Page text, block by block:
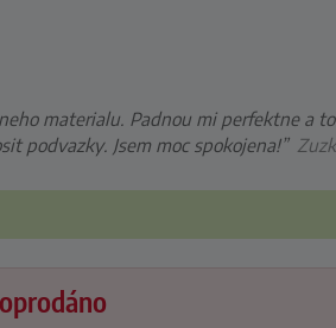
materialu. Padnou mi perfektne a
podvazky. Jsem moc spokojena!”